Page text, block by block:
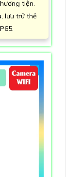
tiện.
lưu trữ thẻ